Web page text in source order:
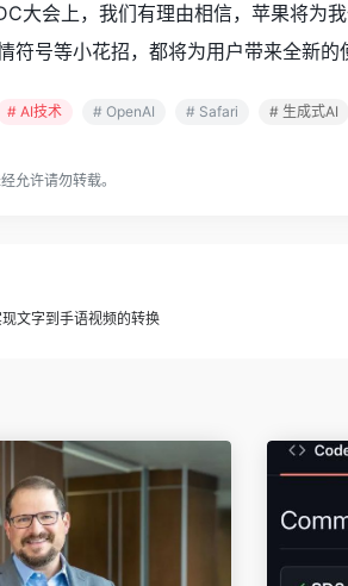
大会上，我们有理由相信，苹果将为
符号等小花招，都将为用户带来全新
# AI技术 # OpenAI # Safari # 生成式AI
允许请勿转载。
文字到手语视频的转换